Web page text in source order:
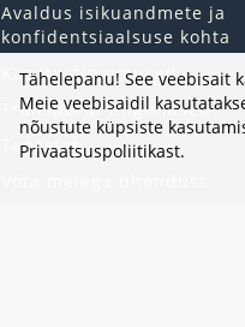
Avaldus isikuandmete ja
konfidentsiaalsuse kohta
Kasutustingimused
Transpordi tingimused
Tagastab
Tähelepanu! See veebisait
Meie veebisaidil
nõustute küpsiste
Privaatsuspoliitikast.